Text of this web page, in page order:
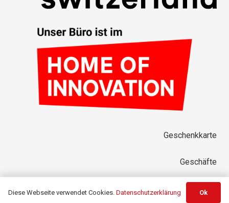
Geschenkkarte
Geschäfte
Über uns
Diese Webseite verwendet Cookies. Datenschutzerklärung Ok